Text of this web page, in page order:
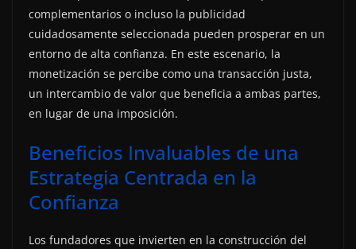
complementarios o incluso la publicidad
cuidadosamente seleccionada pueden prosperar en un
entorno de alta confianza. En este escenario, la
monetización se percibe como una transacción justa,
un intercambio de valor que beneficia a ambas partes,
en lugar de una imposición.
Beneficios Invaluables de una
Estrategia Centrada en la
Confianza
Los fundadores que invierten en la construcción del